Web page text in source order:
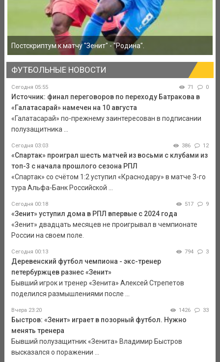
Постскриптум к матчу "Зенит" - "Родина".
ФУТБОЛЬНЫЕ НОВОСТИ
Сегодня 05:55 71 0
Источник: финал переговоров по переходу Батракова в
«Галатасарай» намечен на 10 августа
«Галатасарай» по-прежнему заинтересован в подписании
полузащитника ...
Сегодня 03:03 386 12
«Спартак» проиграл шесть матчей из восьми с клубами из
топ-3 с начала прошлого сезона РПЛ
«Спартак» со счётом 1:2 уступил «Краснодару» в матче 3-го
тура Альфа-Банк Российской ...
Сегодня 00:18 517 9
«Зенит» уступил дома в РПЛ впервые с 2024 года
«Зенит» двадцать месяцев не проигрывал в чемпионате
России на своем поле.
Сегодня 00:13 794 3
Деревенский футбол чемпиона - экс-тренер
петербуржцев разнес «Зенит»
Бывший игрок и тренер «Зенита» Алексей Стрепетов
поделился размышлениями после ...
Вчера 23:20 1426 33
Быстров: «Зенит» играет в позорный футбол. Нужно
менять тренера
Бывший полузащитник «Зенита» Владимир Быстров
высказался о поражении ...